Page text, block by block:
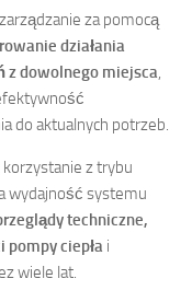
za pomocą
działania
z dowolnego miejsca,
do aktualnych potrzeb.
z trybu
wydajność systemu
techniczne,
pompy ciepła i
wiele lat.